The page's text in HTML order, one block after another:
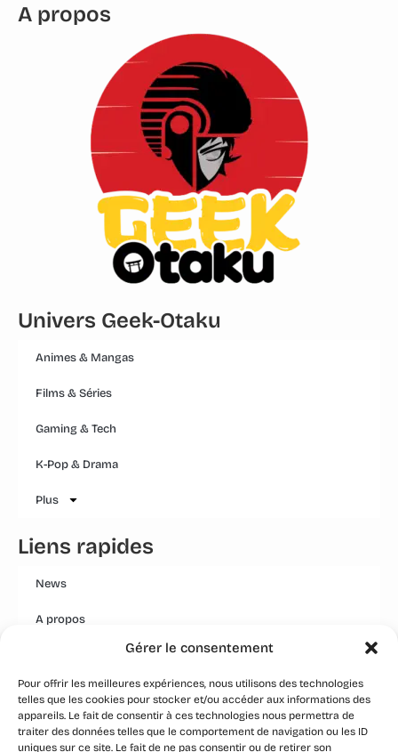
Gérer le consentement
Pour offrir les meilleures expériences, nous utilisons des technologies
telles que les cookies pour stocker et/ou accéder aux informations des
appareils. Le fait de consentir à ces technologies nous permettra de
traiter des données telles que le comportement de navigation ou les ID
uniques sur ce site. Le fait de ne pas consentir ou de retirer son
A propos
Univers Geek-Otaku
Animes & Mangas
Films & Séries
Gaming & Tech
K-Pop & Drama
Plus
Liens rapides
News
A propos
Mentions légales
Conditions générales
Politique Qualité Groupe